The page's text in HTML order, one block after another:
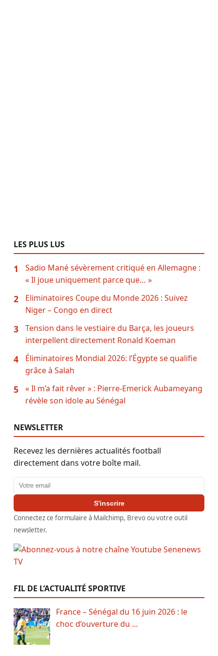
LES PLUS LUS
1
Sadio Mané sévèrement critiqué en Allemagne :
« Il joue uniquement parce que… »
2
Eliminatoires Coupe du Monde 2026 : Suivez
Niger – Congo en direct
3
Tension dans le vestiaire du Barça, les joueurs
interpellent directement Ronald Koeman
4
Éliminatoires Mondial 2026: l’Égypte se qualifie
grâce à Salah
5
« Il m’a fait rêver » : Pierre-Emerick Aubameyang
révèle son idole au Sénégal
NEWSLETTER
Recevez les dernières actualités football
directement dans votre boîte mail.
Adresse email
S'inscrire
Connectez ce formulaire à Mailchimp, Brevo ou votre outil
newsletter.
FIL DE L’ACTUALITÉ SPORTIVE
France – Sénégal du 16 juin 2026 : le
choc d’ouverture du …